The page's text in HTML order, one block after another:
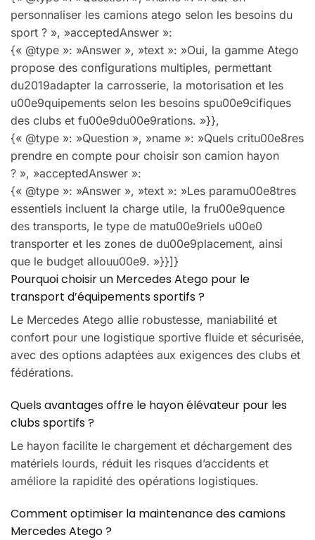
personnaliser les camions atego selon les besoins du
sport ? », »acceptedAnswer »:
{« @type »: »Answer », »text »: »Oui, la gamme Atego
propose des configurations multiples, permettant
du2019adapter la carrosserie, la motorisation et les
u00e9quipements selon les besoins spu00e9cifiques
des clubs et fu00e9du00e9rations. »}},
{« @type »: »Question », »name »: »Quels critu00e8res
prendre en compte pour choisir son camion hayon
? », »acceptedAnswer »:
{« @type »: »Answer », »text »: »Les paramu00e8tres
essentiels incluent la charge utile, la fru00e9quence
des transports, le type de matu00e9riels u00e0
transporter et les zones de du00e9placement, ainsi
que le budget allouu00e9. »}}]}
Pourquoi choisir un Mercedes Atego pour le
transport d’équipements sportifs ?
Le Mercedes Atego allie robustesse, maniabilité et
confort pour une logistique sportive fluide et sécurisée,
avec des options adaptées aux exigences des clubs et
fédérations.
Quels avantages offre le hayon élévateur pour les
clubs sportifs ?
Le hayon facilite le chargement et déchargement des
matériels lourds, réduit les risques d’accidents et
améliore la rapidité des opérations logistiques.
Comment optimiser la maintenance des camions
Mercedes Atego ?